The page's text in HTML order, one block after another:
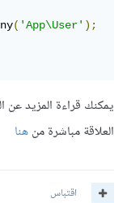
('App\User');
يمكنك قراءة المزيد
العلاقة مباشرة منهنا
اقتباس